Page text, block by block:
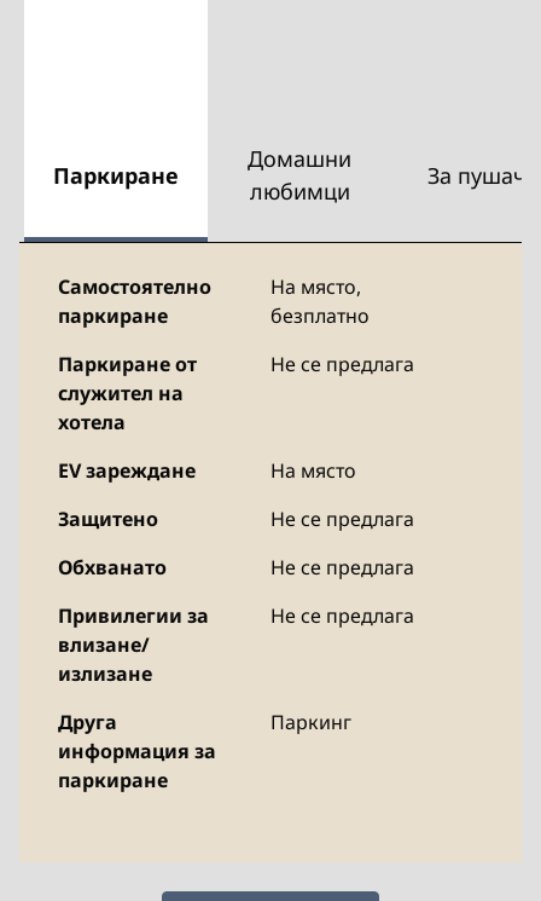
Паркиране
Домашни
любимци
За пушачи
Самостоятелно
паркиране
На място,
безплатно
Паркиране от
служител на
хотела
Не се предлага
EV зареждане
На място
Защитено
Не се предлага
Обхванато
Не се предлага
Привилегии за
влизане/
излизане
Не се предлага
Друга
информация за
паркиране
Паркинг